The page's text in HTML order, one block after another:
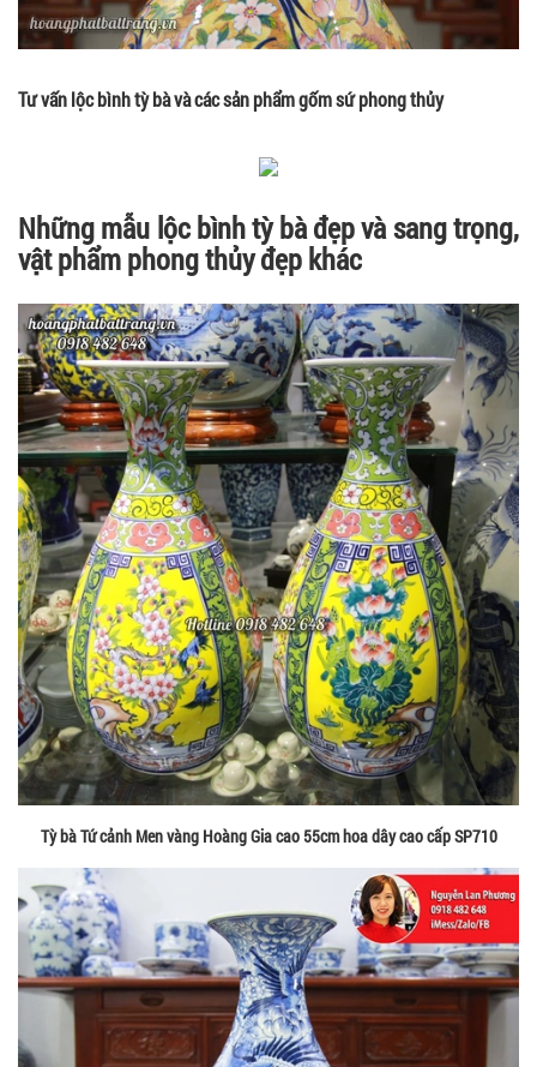
Tư vấn lộc bình tỳ bà và các sản phẩm gốm sứ phong thủy
Những mẫu lộc bình tỳ bà đẹp và sang trọng,
vật phẩm phong thủy đẹp khác
Tỳ bà Tứ cảnh Men vàng Hoàng Gia cao 55cm hoa dây cao cấp SP710